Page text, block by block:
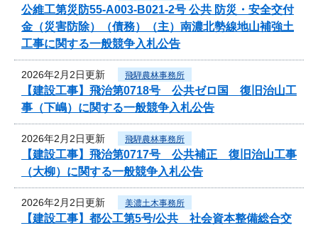
公維工第災防55-A003-B021-2号 公共 防災・安全交付
金（災害防除）（債務）（主）南濃北勢線地山補強土
工事に関する一般競争入札公告
2026年2月2日更新 飛騨農林事務所
【建設工事】飛治第0718号 公共ゼロ国 復旧治山工
事（下嶋）に関する一般競争入札公告
2026年2月2日更新 飛騨農林事務所
【建設工事】飛治第0717号 公共補正 復旧治山工事
（大柳）に関する一般競争入札公告
2026年2月2日更新 美濃土木事務所
【建設工事】都公工第5号/公共 社会資本整備総合交